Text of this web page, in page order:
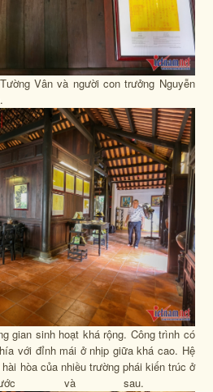
Vân và người con trưởng Nguyễn
gian sinh hoạt khá rộng. Công trình có
với đỉnh mái ở nhịp giữa khá cao. Hệ
hòa của nhiều trường phái kiến trúc ở
và sau.